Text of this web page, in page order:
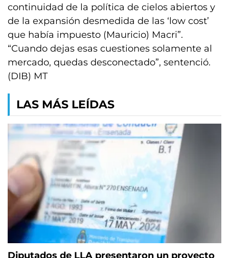
continuidad de la política de cielos abiertos y
de la expansión desmedida de las ‘low cost’
que había impuesto (Mauricio) Macri”.
“Cuando dejas esas cuestiones solamente al
mercado, quedas desconectado”, sentenció.
(DIB) MT
LAS MÁS LEÍDAS
Diputados de LLA presentaron un proyecto